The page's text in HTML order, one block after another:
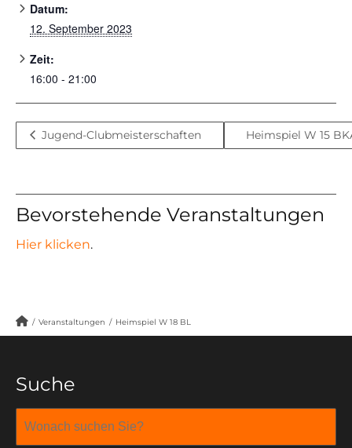
Datum:
12. September 2023
Zeit:
16:00 - 21:00
Jugend-Clubmeisterschaften Heimspiel W 15
Bevorstehende Veranstaltungen
Hier klicken.
/ Veranstaltungen / Heimspiel W 18 BL
Suche